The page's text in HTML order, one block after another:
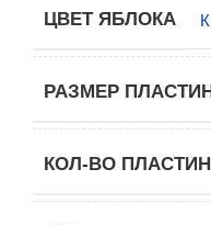
ЦВЕТ ЯБЛОКА
РАЗМЕР
КОЛ-ВО